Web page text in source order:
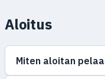
Aloitus
Miten aloitan